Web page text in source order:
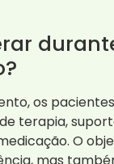
os
terapia,
O